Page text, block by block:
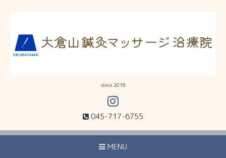
since 2018
045-717-6755
MENU